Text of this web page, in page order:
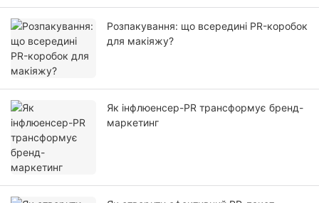
Розпакування: що всередині PR-коробок
для макіяжу?
Як інфлюенсер-PR трансформує бренд-
маркетинг